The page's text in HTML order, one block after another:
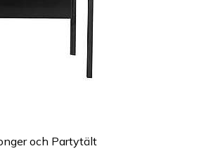
och Partytält